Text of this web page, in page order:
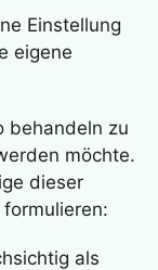
Einstellung
eigene
behandeln zu
möchte.
dieser
als